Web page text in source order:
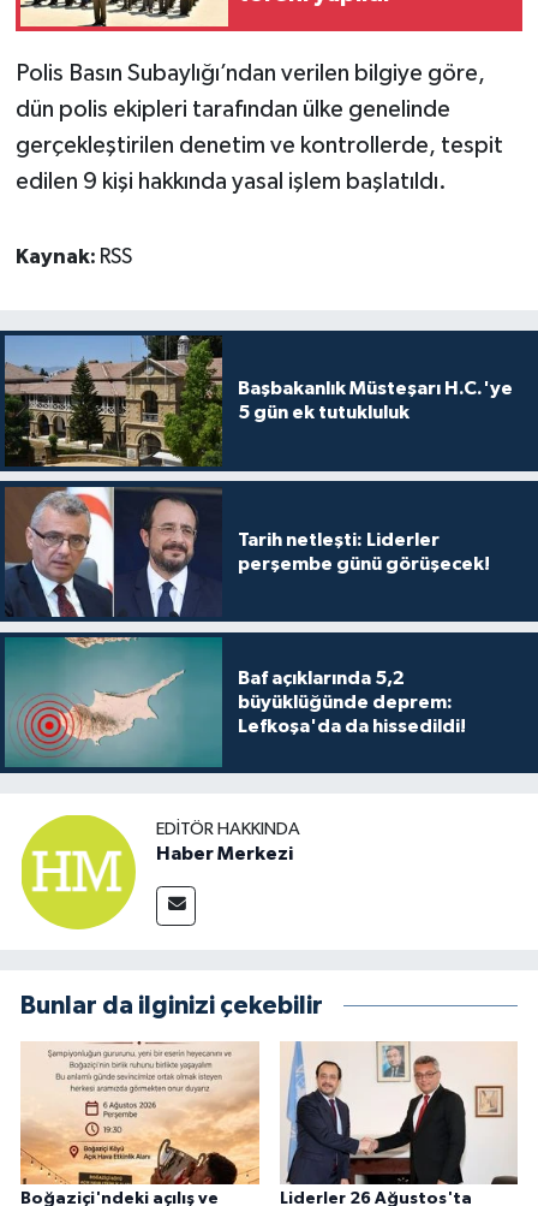
Polis Basın Subaylığı’ndan verilen bilgiye göre,
dün polis ekipleri tarafından ülke genelinde
gerçekleştirilen denetim ve kontrollerde, tespit
edilen 9 kişi hakkında yasal işlem başlatıldı.
Kaynak: RSS
Başbakanlık Müsteşarı H.C.'ye
5 gün ek tutukluluk
Tarih netleşti: Liderler
perşembe günü görüşecek!
Baf açıklarında 5,2
büyüklüğünde deprem:
Lefkoşa'da da hissedildi!
EDITÖR HAKKINDA
Haber Merkezi
Bunlar da ilginizi çekebilir
Boğaziçi'ndeki açılış ve Liderler 26 Ağustos'ta
LAPTA
LEFKOŞA
MAGAZİN
Nöbetçi Eczaneler
SAĞLIK
SİYASET
SPOR
TATLISU
TEKNOLOJİ
YAŞAM